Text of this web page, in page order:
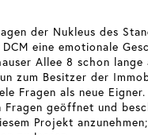
der Nukleus des
eine emotionale
Allee 8 schon lange
zum Besitzer der
Fragen als neue
Fragen geöffnet und
Projekt